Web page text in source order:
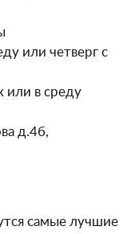
или четверг с
или в среду
д.4б,
самые лучшие